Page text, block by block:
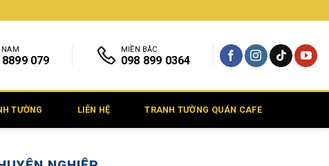
NAM
079
MIỀN BẮC
098 899 0364
TƯỜNG LIÊN HỆ TRANH TƯỜNG QUÁN CAFE